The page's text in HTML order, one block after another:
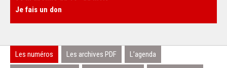
Je fais un don
Les numéros Les archives PDF L’agenda